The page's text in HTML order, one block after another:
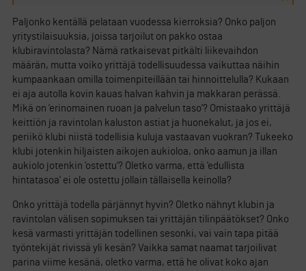
Paljonko kentällä pelataan vuodessa kierroksia? Onko paljon
yritystilaisuuksia, joissa tarjoilut on pakko ostaa
klubiravintolasta? Nämä ratkaisevat pitkälti liikevaihdon
määrän, mutta voiko yrittäjä todellisuudessa vaikuttaa näihin
kumpaankaan omilla toimenpiteillään tai hinnoittelulla? Kukaan
ei aja autolla kovin kauas halvan kahvin ja makkaran perässä.
Mikä on ’erinomainen ruoan ja palvelun taso’? Omistaako yrittäjä
keittiön ja ravintolan kaluston astiat ja huonekalut, ja jos ei,
periikö klubi niistä todellisia kuluja vastaavan vuokran? Tukeeko
klubi jotenkin hiljaisten aikojen aukioloa, onko aamun ja illan
aukiolo jotenkin ’ostettu’? Oletko varma, että ’edullista
hintatasoa’ ei ole ostettu jollain tällaisella keinolla?
Onko yrittäjä todella pärjännyt hyvin? Oletko nähnyt klubin ja
ravintolan välisen sopimuksen tai yrittäjän tilinpäätökset? Onko
kesä varmasti yrittäjän todellinen sesonki, vai vain tapa pitää
työntekijät rivissä yli kesän? Vaikka samat naamat tarjoilivat
parina viime kesänä, oletko varma, että he olivat koko ajan